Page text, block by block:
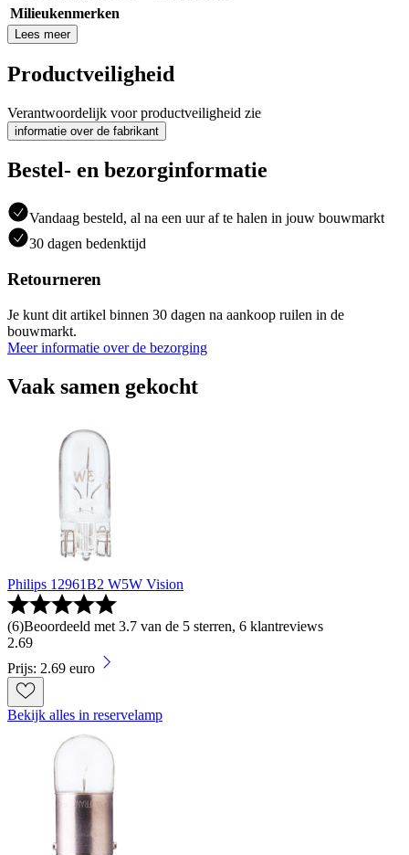
Milieukenmerken
Lees meer
Productveiligheid
Verantwoordelijk voor productveiligheid zie
informatie over de fabrikant
Bestel- en bezorginformatie
Vandaag besteld, al na een uur af te halen in jouw bouwmarkt
30 dagen bedenktijd
Retourneren
Je kunt dit artikel binnen 30 dagen na aankoop ruilen in de
bouwmarkt.
Meer informatie over de bezorging
Vaak samen gekocht
Philips 12961B2 W5W Vision
(6)Beoordeeld met 3.7 van de 5 sterren, 6 klantreviews
2.69
Prijs: 2.69 euro
Bekijk alles in reservelamp